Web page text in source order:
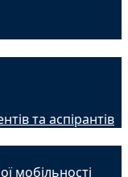
та аспірантів
мобільності